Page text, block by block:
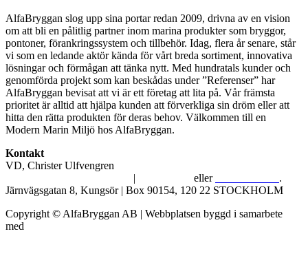
AlfaBryggan slog upp sina portar redan 2009, drivna av en vision
om att bli en pålitlig partner inom marina produkter som bryggor,
pontoner, förankringssystem och tillbehör. Idag, flera år senare, står
vi som en ledande aktör kända för vårt breda sortiment, innovativa
lösningar och förmågan att tänka nytt. Med hundratals kunder och
genomförda projekt som kan beskådas under ”Referenser” har
AlfaBryggan bevisat att vi är ett företag att lita på. Vår främsta
prioritet är alltid att hjälpa kunden att förverkliga sin dröm eller att
hitta den rätta produkten för deras behov. Välkommen till en
Modern Marin Miljö hos AlfaBryggan.
Kontakt
VD, Christer Ulfvengren
| eller
.
Järnvägsgatan 8, Kungsör | Box 90154, 120 22 STOCKHOLM
Copyright © AlfaBryggan AB | Webbplatsen byggd i samarbete
med